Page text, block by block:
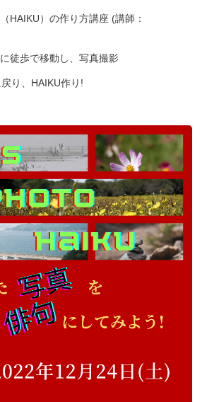
HAIKU）の作り方講座 (講師：
徒歩で移動し、写真撮影
り、HAIKU作り!